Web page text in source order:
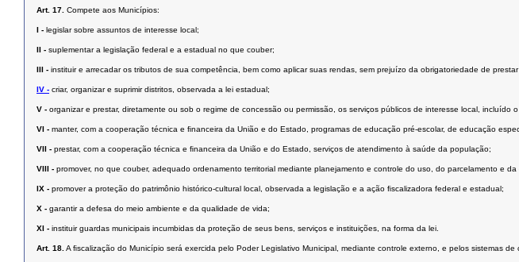
Art. 17. Compete aos Municípios:
I - legislar sobre assuntos de interesse local;
II - suplementar a legislação federal e a estadual no que couber;
III - instituir e arrecadar os tributos de sua competência, bem como aplicar suas rendas, sem prejuízo da obrigatoriedade de
IV - criar, organizar e suprimir distritos, observada a lei estadual;
V - organizar e prestar, diretamente ou sob o regime de concessão ou permissão, os serviços públicos de interesse local, incluído
VI - manter, com a cooperação técnica e ﬁnanceira da União e do Estado, programas de educação pré-escolar, de educação
VII - prestar, com a cooperação técnica e ﬁnanceira da União e do Estado, serviços de atendimento à saúde da população;
VIII - promover, no que couber, adequado ordenamento territorial mediante planejamento e controle do uso, do parcelamento e
IX - promover a proteção do patrimônio histórico-cultural local, observada a legislação e a ação ﬁscalizadora federal e estadual;
X - garantir a defesa do meio ambiente e da qualidade de vida;
XI - instituir guardas municipais incumbidas da proteção de seus bens, serviços e instituições, na forma da lei.
Art. 18. A ﬁscalização do Município será exercida pelo Poder Legislativo Municipal, mediante controle externo, e pelos sistemas